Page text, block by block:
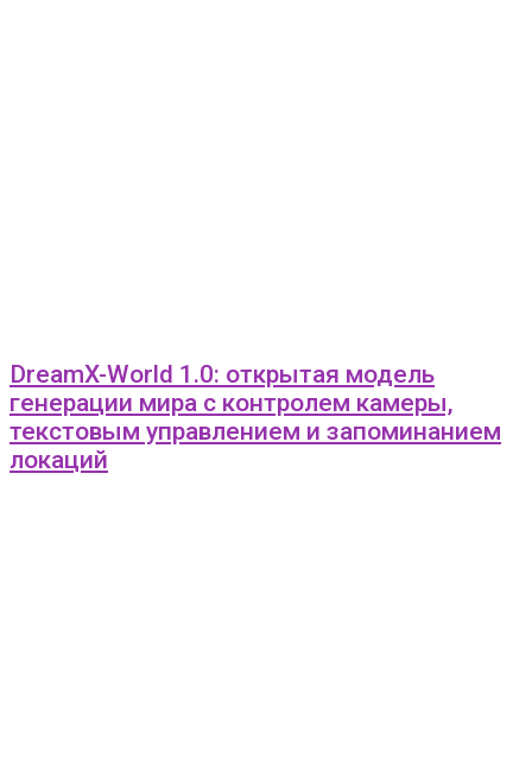
DreamX-World 1.0: открытая модель
генерации мира с контролем камеры,
текстовым управлением и запоминанием
локаций